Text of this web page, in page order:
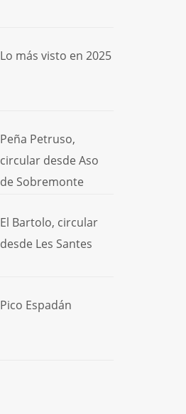
Lo más visto en 2025
Peña Petruso,
circular desde Aso
de Sobremonte
El Bartolo, circular
desde Les Santes
Pico Espadán